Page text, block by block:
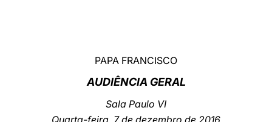
PAPA FRANCISCO
AUDIÊNCIA GERAL
Sala Paulo VI
Quarta-feira, 7 de dezembro de 2016